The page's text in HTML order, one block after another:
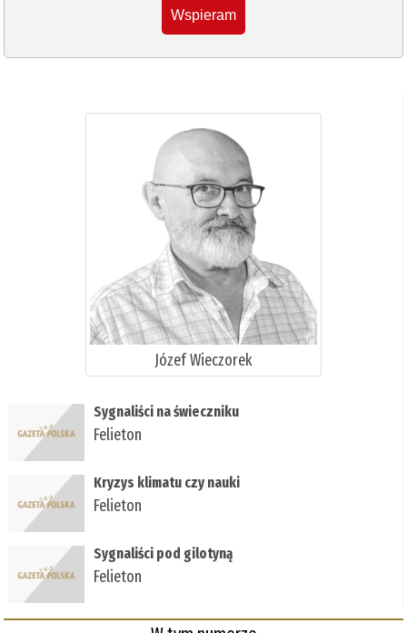
Wspieram
Józef Wieczorek
Sygnaliści na świeczniku
Felieton
Kryzys klimatu czy nauki
Felieton
Sygnaliści pod gilotyną
Felieton